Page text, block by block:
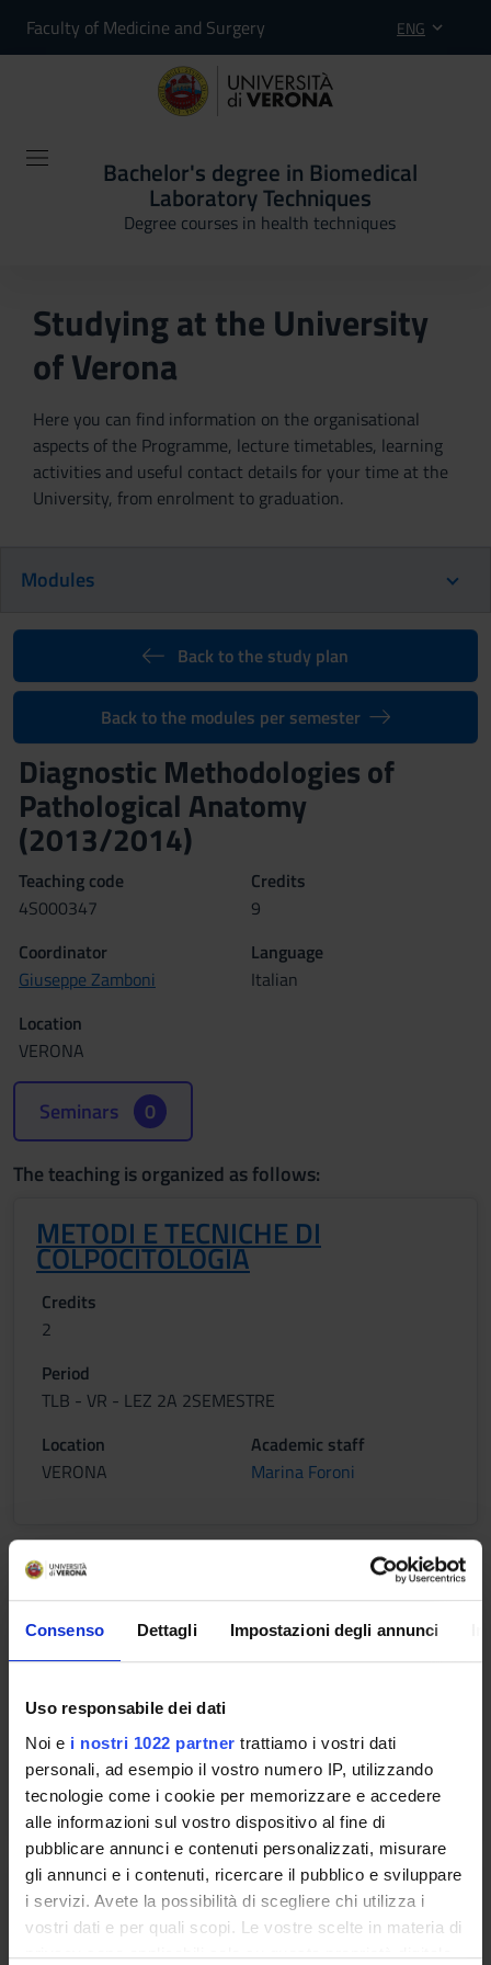
Consenso Dettagli Impostazioni degli annunci
Uso responsabile dei dati
Noi e i nostri 1022 partner trattiamo i vostri dati
personali, ad esempio il vostro numero IP, utilizzando
tecnologie come i cookie per memorizzare e accedere
alle informazioni sul vostro dispositivo al fine di
pubblicare annunci e contenuti personalizzati, misurare
gli annunci e i contenuti, ricercare il pubblico e sviluppare
i servizi. Avete la possibilità di scegliere chi utilizza i
vostri dati e per quali scopi. Le vostre scelte in materia di
privacy sono applicabili solo su questa proprietà digitale
Faculty of Medicine and Surgery ENG
Bachelor's degree in Biomedical
Laboratory Techniques
Degree courses in health techniques
Studying at the University
of Verona
Here you can find information on the organisational
aspects of the Programme, lecture timetables, learning
activities and useful contact details for your time at the
University, from enrolment to graduation.
Modules
Back to the study plan
Back to the modules per semester
Diagnostic Methodologies of
Pathological Anatomy
(2013/2014)
Teaching code
4S000347
Credits
9
Coordinator
Giuseppe Zamboni
Language
Italian
Location
VERONA
Seminars 0
The teaching is organized as follows:
METODI E TECNICHE DI
COLPOCITOLOGIA
Credits
2
Period
TLB - VR - LEZ 2A 2SEMESTRE
Location
VERONA
Academic staff
Marina Foroni
CITOPATOLOGIA
Credits
TLB - VR - LEZ 2A 2SEMESTRE
Location
VERONA
Academic staff
Guido Martignoni
ISTOPATOLOGIA
Credits